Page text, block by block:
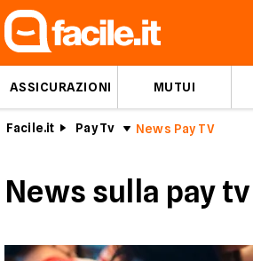
ASSICURAZIONI MUTUI
Facile.it Pay Tv News Pay TV
News sulla pay tv